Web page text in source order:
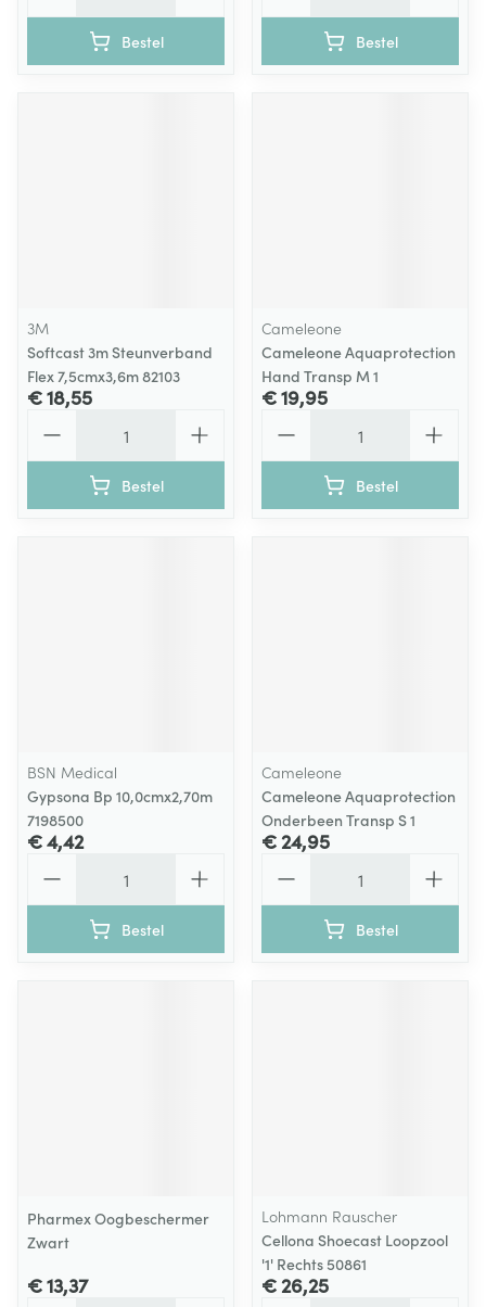
Bestel Bestel
3M
Softcast 3m Steunverband
Flex 7,5cmx3,6m 82103
€ 18,55
Bestel
Cameleone
Cameleone Aquaprotection
Hand Transp M 1
€ 19,95
Bestel
BSN Medical
Gypsona Bp 10,0cmx2,70m
7198500
€ 4,42
Bestel
Cameleone
Cameleone Aquaprotection
Onderbeen Transp S 1
€ 24,95
Bestel
Pharmex Oogbeschermer
Zwart
€ 13,37
Lohmann Rauscher
Cellona Shoecast Loopzool
'1' Rechts 50861
€ 26,25